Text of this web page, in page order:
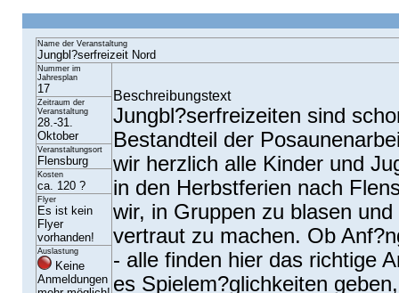
Name der Veranstaltung
Jungbl?serfreizeit Nord
Nummer im
Jahresplan
17 Beschreibungstext
Jungbl?serfreizeiten sind
Bestandteil der
wir herzlich alle Kinder und
in den Herbstferien nach
wir, in Gruppen zu blasen
vertraut zu machen. Ob
- alle finden hier das richtige
es Spielem?glichkeiten
Zeitraum der
Veranstaltung
28.-31.
Oktober
Veranstaltungsort
Flensburg
Kosten
ca. 120 ?
Flyer
Es ist kein
Flyer
vorhanden!
Auslastung
Keine
Anmeldungen